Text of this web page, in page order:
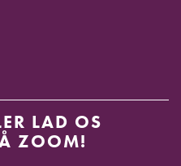
LAD OS
ZOOM!